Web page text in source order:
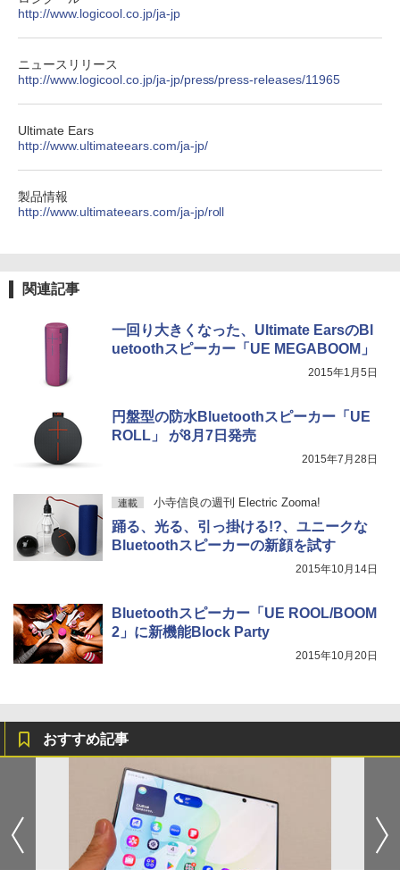
http://www.logicool.co.jp/ja-jp
ニュースリリース
http://www.logicool.co.jp/ja-jp/press/press-releases/11965
Ultimate Ears
http://www.ultimateears.com/ja-jp/
製品情報
http://www.ultimateears.com/ja-jp/roll
関連記事
一回り大きくなった、Ultimate EarsのBl
uetoothスピーカー「UE MEGABOOM」
2015年1月5日
円盤型の防水Bluetoothスピーカー「UE
ROLL」 が8月7日発売
2015年7月28日
連載 小寺信良の週刊 Electric Zooma!
踊る、光る、引っ掛ける!?、ユニークな
Bluetoothスピーカーの新顔を試す
2015年10月14日
Bluetoothスピーカー「UE ROOL/BOOM
2」に新機能Block Party
2015年10月20日
おすすめ記事